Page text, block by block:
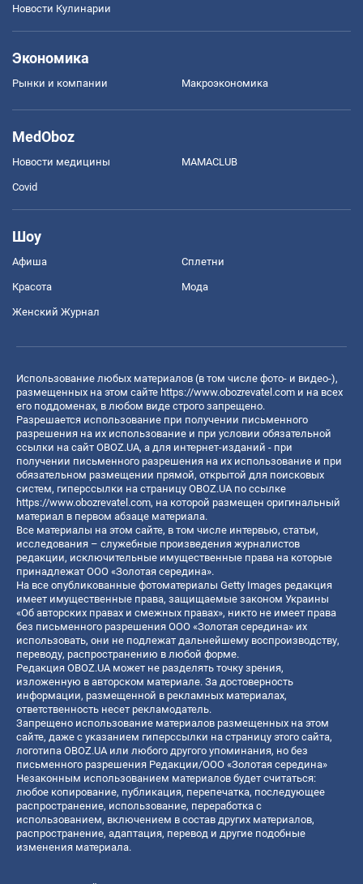
Новости Кулинарии
Экономика
Рынки и компании Mакроэкономика
MedOboz
Новости медицины MAMACLUB
Covid
Шоу
Афиша Сплетни
Красота Мода
Женский Журнал
Использование любых материалов (в том числе фото- и видео-),
размещенных на этом сайте https://www.obozrevatel.com и на всех
его поддоменах, в любом виде строго запрещено.
Разрешается использование при получении письменного
разрешения на их использование и при условии обязательной
ссылки на сайт OBOZ.UA, а для интернет-изданий - при
получении письменного разрешения на их использование и при
обязательном размещении прямой, открытой для поисковых
систем, гиперссылки на страницу OBOZ.UA по ссылке
https://www.obozrevatel.com, на которой размещен оригинальный
материал в первом абзаце материала.
Все материалы на этом сайте, в том числе интервью, статьи,
исследования – служебные произведения журналистов
редакции, исключительные имущественные права на которые
принадлежат ООО «Золотая середина».
На все опубликованные фотоматериалы Getty Images редакция
имеет имущественные права, защищаемые законом Украины
«Об авторских правах и смежных правах», никто не имеет права
без письменного разрешения ООО «Золотая середина» их
использовать, они не подлежат дальнейшему воспроизводству,
переводу, распространению в любой форме.
Редакция OBOZ.UA может не разделять точку зрения,
изложенную в авторском материале. За достоверность
информации, размещенной в рекламных материалах,
ответственность несет рекламодатель.
Запрещено использование материалов размещенных на этом
сайте, даже с указанием гиперссылки на страницу этого сайта,
логотипа OBOZ.UA или любого другого упоминания, но без
письменного разрешения Редакции/ООО «Золотая середина»
Незаконным использованием материалов будет считаться:
любое копирование, публикация, перепечатка, последующее
распространение, использование, переработка с
использованием, включением в состав других материалов,
распространение, адаптация, перевод и другие подобные
изменения материала.